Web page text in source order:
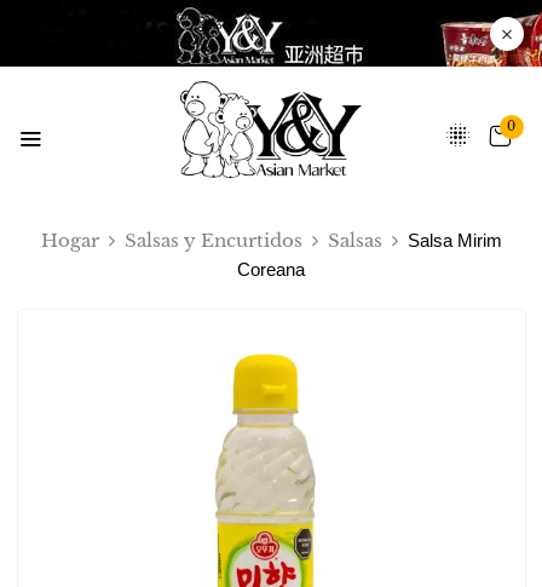
0
Hogar Salsas y Encurtidos Salsas
Salsa Mirim
Coreana